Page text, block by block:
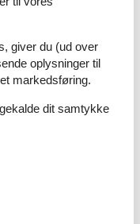
giver du (ud over
oplysninger til
markedsføring.
dit samtykke